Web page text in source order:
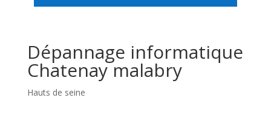
Dépannage informatique
Chatenay malabry
Hauts de seine